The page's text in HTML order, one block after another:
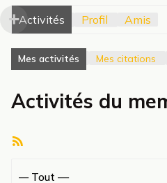
Activités Profil Amis
Mes activités Mes citations
Activités du